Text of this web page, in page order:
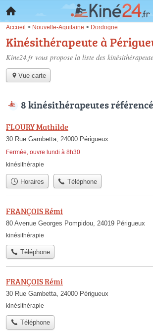
Accueil > Nouvelle-Aquitaine > Dordogne
Kinésithérapeute à
Kine24.fr vous propose la liste des
Vue carte
8 kinésithérapeutes
FLOURY Mathilde
30 Rue Gambetta, 24000 Périgueux
Fermée, ouvre lundi à 8h30
kinésithérapie
Horaires Téléphone
FRANÇOIS Rémi
80 Avenue Georges Pompidou, 24019 Périgueux
kinésithérapie
Téléphone
FRANÇOIS Rémi
30 Rue Gambetta, 24000 Périgueux
kinésithérapie
Téléphone